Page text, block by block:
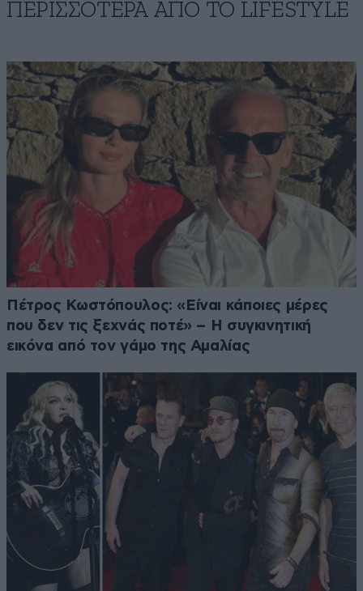
ΠΕΡΙΣΣΟΤΕΡΑ ΑΠΟ ΤΟ LIFESTYLE
Πέτρος Κωστόπουλος: «Είναι κάποιες μέρες
που δεν τις ξεχνάς ποτέ» – Η συγκινητική
εικόνα από τον γάμο της Αμαλίας